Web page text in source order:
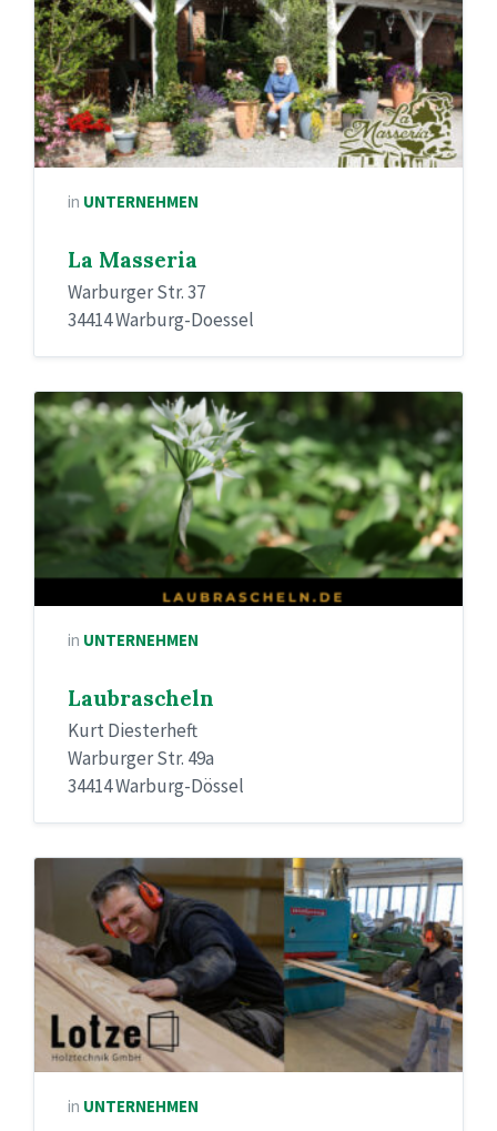
in UNTERNEHMEN
La Masseria
Warburger Str. 37
34414 Warburg-Doessel
in UNTERNEHMEN
Laubrascheln
Kurt Diesterheft
Warburger Str. 49a
34414 Warburg-Dössel
in UNTERNEHMEN